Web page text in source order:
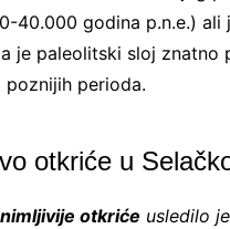
40.000 godina p.n.e.) ali
je paleolitski sloj znatno
poznijih perioda.
otkriće u
otkriće usledilo